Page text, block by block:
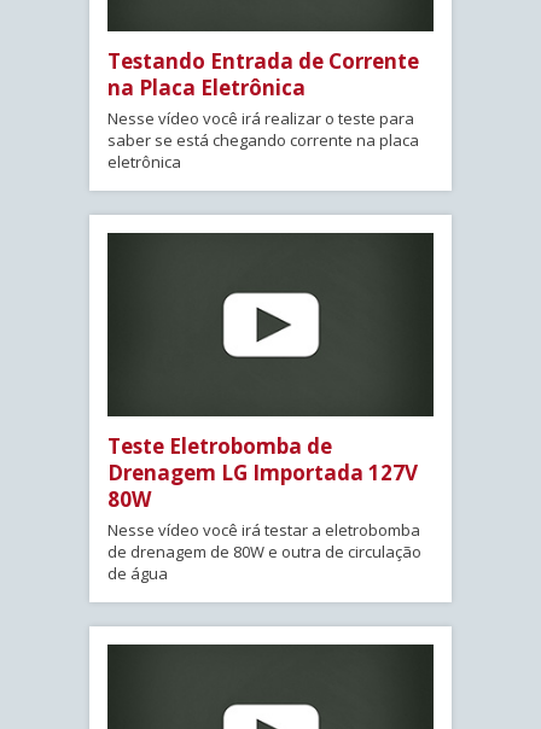
Testando Entrada de Corrente
na Placa Eletrônica
Nesse vídeo você irá realizar o teste para
saber se está chegando corrente na placa
eletrônica
Teste Eletrobomba de
Drenagem LG Importada 127V
80W
Nesse vídeo você irá testar a eletrobomba
de drenagem de 80W e outra de circulação
de água